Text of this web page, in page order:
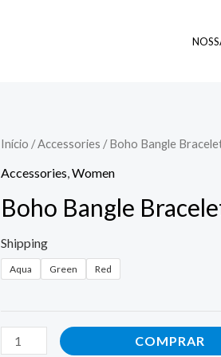
Início /Accessories / Boho Bangle
Accessories Women
Boho Bangle
Shipping
Aqua Green Red
Boho
COMPRAR